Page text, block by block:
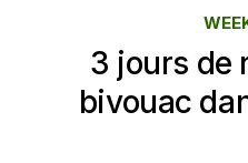
3 jours de
bivouac